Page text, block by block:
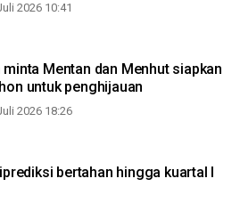
2026 10:41
minta Mentan dan Menhut siapkan
untuk penghijauan
2026 18:26
bertahan hingga kuartal I